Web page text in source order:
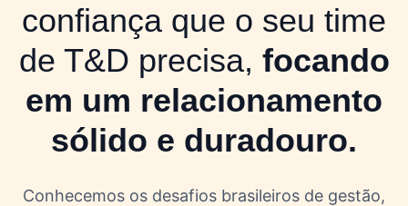
confiança que o seu time
de T&D precisa, focando
em um relacionamento
sólido e duradouro.
Conhecemos os desafios brasileiros de gestão,